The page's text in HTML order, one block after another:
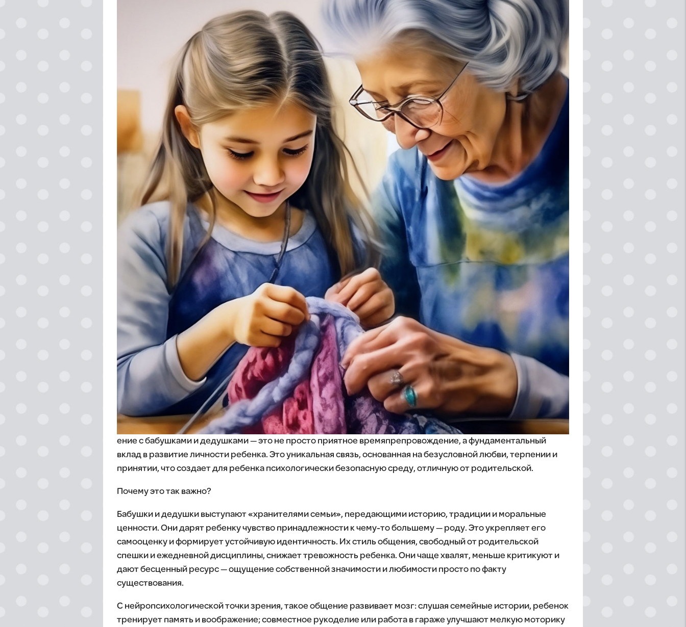
ение с бабушками и дедушками — это не просто приятное времяпрепровождение, а фундаментальный
вклад в развитие личности ребенка. Это уникальная связь, основанная на безусловной любви, терпении и
принятии, что создает для ребенка психологически безопасную среду, отличную от родительской.
Почему это так важно?
Бабушки и дедушки выступают «хранителями семьи», передающими историю, традиции и моральные
ценности. Они дарят ребенку чувство принадлежности к чему-то большему — роду. Это укрепляет его
самооценку и формирует устойчивую идентичность. Их стиль общения, свободный от родительской
спешки и ежедневной дисциплины, снижает тревожность ребенка. Они чаще хвалят, меньше критикуют и
дают бесценный ресурс — ощущение собственной значимости и любимости просто по факту
существования.
С нейропсихологической точки зрения, такое общение развивает мозг: слушая семейные истории, ребенок
тренирует память и воображение; совместное рукоделие или работа в гараже улучшают мелкую моторику